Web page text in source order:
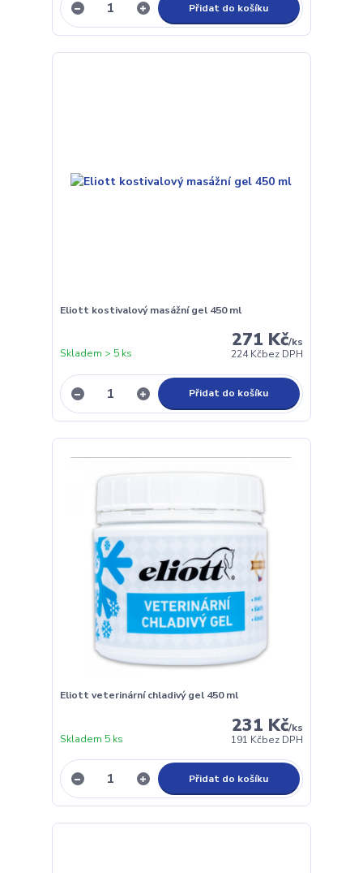
Přidat do košíku
Eliott kostivalový masážní gel 450 ml
271 Kč/ks
224 Kčbez DPH
Skladem > 5 ks
Přidat do košíku
Eliott veterinární chladivý gel 450 ml
231 Kč/ks
191 Kčbez DPH
Skladem 5 ks
Přidat do košíku